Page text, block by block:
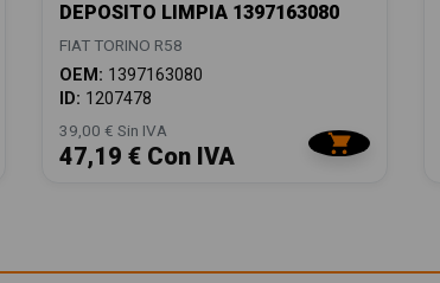
DEPOSITO LIMPIA 1397163080
FIAT TORINO R58
OEM: 1397163080
ID: 1207478
39,00 € Sin IVA
47,19 € Con IVA